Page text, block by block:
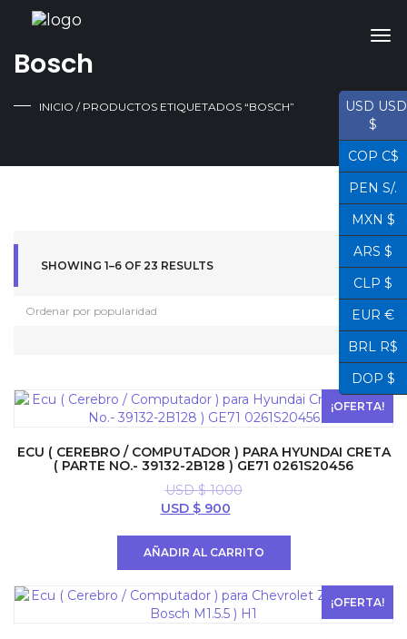
Bosch
INICIO / PRODUCTOS ETIQUETADOS “BOSCH”
SHOWING 1–6 OF 23 RESULTS
¡OFERTA!
ECU ( CEREBRO / COMPUTADOR ) PARA HYUNDAI CRETA
( PARTE NO.- 39132-2B128 ) GE71 0261S20456
USD $1000
El
$ 1000.
USD $900El
$ 900.
AÑADIR AL CARRITO
¡OFERTA!
USD USD
$
COP C$
PEN S/.
MXN $
ARS $
CLP $
EUR €
BRL R$
DOP $